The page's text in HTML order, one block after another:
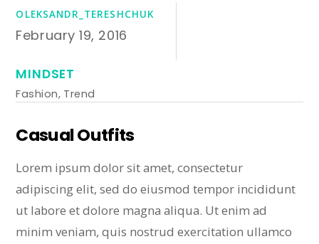
OLEKSANDR_TERESHCHUK
February 19, 2016
MINDSET
Fashion, Trend
Casual Outfits
Lorem ipsum dolor sit amet, consectetur
adipiscing elit, sed do eiusmod tempor incididunt
ut labore et dolore magna aliqua. Ut enim ad
minim veniam, quis nostrud exercitation ullamco